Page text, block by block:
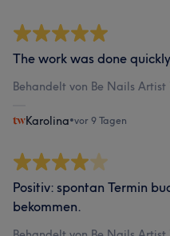
The work was done
Behandelt von Be Nails Artist
Karolina•vor 9 Tagen
Positiv: spontan Termin
bekommen.